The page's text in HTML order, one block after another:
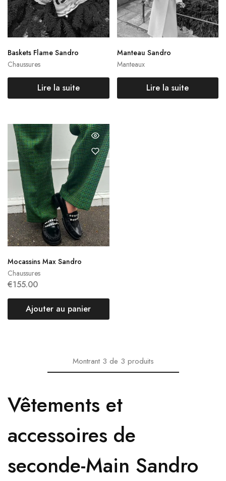
Chaussures
Baskets Flame Sandro
Lire la suite
Manteaux
Manteau Sandro
Lire la suite
Chaussures
Mocassins Max Sandro
€155.00
Ajouter au panier
Montrant3 de 3 produits
Vêtements et
accessoires de
seconde-Main Sandro